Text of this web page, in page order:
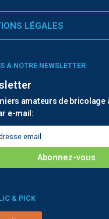
LÉGALES
À NOTRE NEWSLETTER
amateurs de bricolage
e-mail:
& PICK